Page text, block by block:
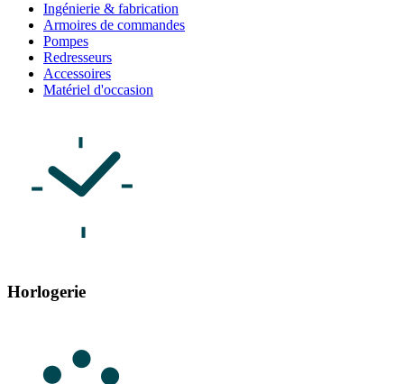
Ingénierie & fabrication
Armoires de commandes
Pompes
Redresseurs
Accessoires
Matériel d'occasion
Horlogerie